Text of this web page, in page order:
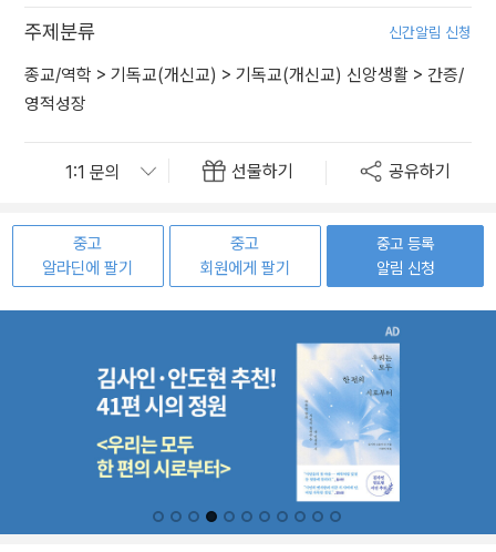
주제분류 신간알림 신청
종교/역학 > 기독교(개신교) > 기독교(개신교) 신앙생활 > 간증/
영적성장
선물하기 공유하기
중고
알라딘에 팔기
중고
회원에게 팔기
중고 등록
알림 신청